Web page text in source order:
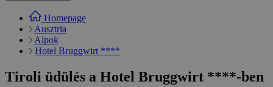
Homepage
Ausztria
Alpok
Hotel Bruggwirt ****
Tiroli üdülés a Hotel Bruggwirt ****-ben